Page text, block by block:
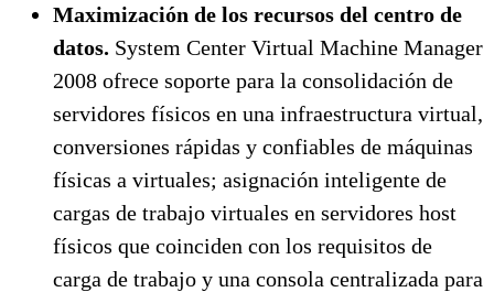
Maximización de los recursos del centro de
datos. System Center Virtual Machine Manager
2008 ofrece soporte para la consolidación de
servidores físicos en una infraestructura virtual,
conversiones rápidas y confiables de máquinas
físicas a virtuales; asignación inteligente de
cargas de trabajo virtuales en servidores host
físicos que coinciden con los requisitos de
carga de trabajo y una consola centralizada para